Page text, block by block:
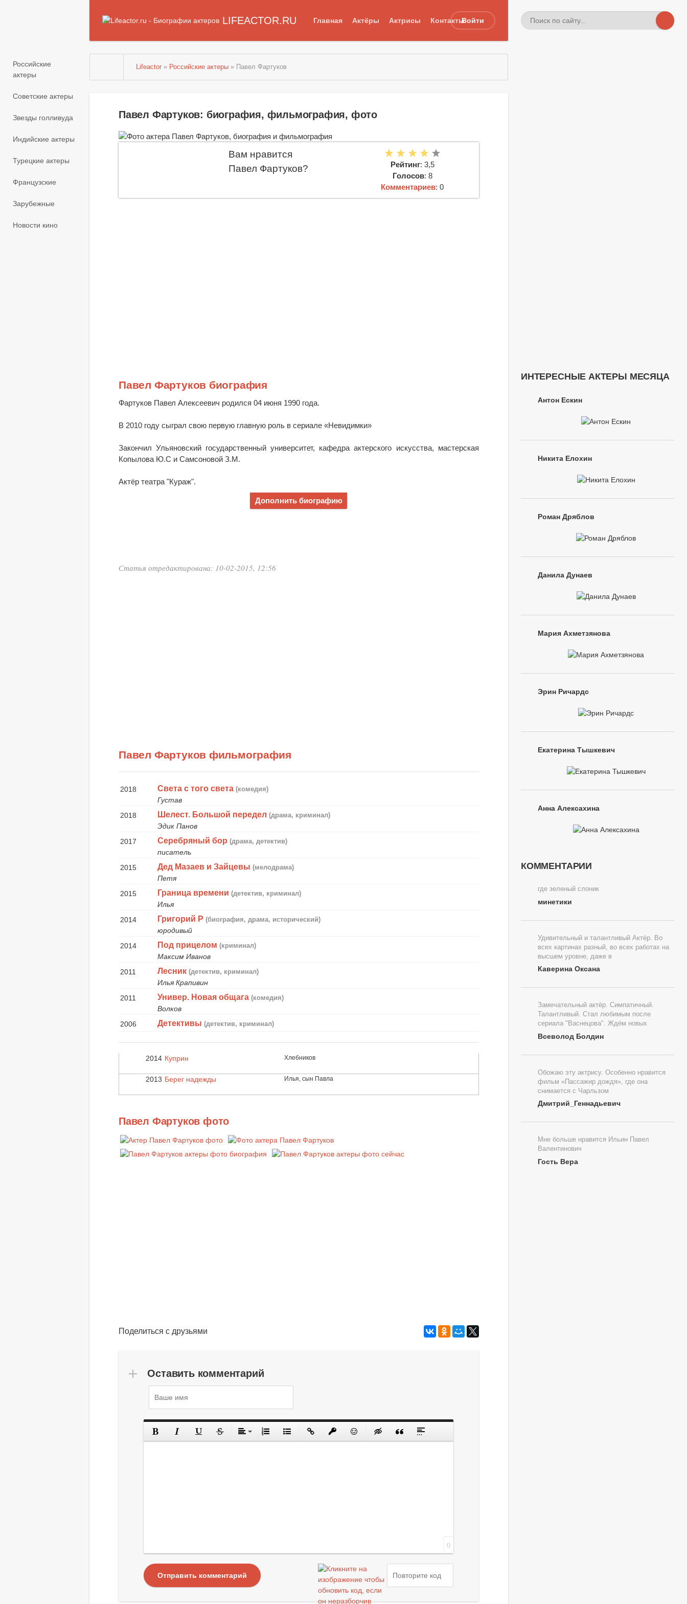
LIFEACTOR.RU Главная Актёры Актрисы КонтактыВойти
Российские
актеры
Советские актеры
Звезды голливуда
Индийские актеры
Турецкие актеры
Французские
Зарубежные
Новости кино
Lifeactor » Российские актеры » Павел Фартуков
Павел Фартуков: биография, фильмография, фото
Вам нравится
Павел Фартуков?
Рейтинг: 3,5
Голосов: 8
Комментариев: 0
Павел Фартуков биография
Фартуков Павел Алексеевич родился 04 июня 1990 года.
В 2010 году сыграл свою первую главную роль в сериале «Невидимки»
Закончил Ульяновский государственный университет, кафедра актерского искусства, мастерская
Копылова Ю.С и Самсоновой З.М.
Актёр театра "Кураж".
Дополнить биографию
Статья отредактирована: 10-02-2015, 12:56
Павел Фартуков фильмография
2018 Света с того света (комедия)
Густав
2018
Шелест. Большой передел (драма, криминал)
Эдик Панов
2017
Серебряный бор (драма, детектив)
писатель
2015
Дед Мазаев и Зайцевы (мелодрама)
Петя
2015
Граница времени (детектив, криминал)
Илья
2014
Григорий Р (биография, драма, исторический)
юродивый
2014
Под прицелом (криминал)
Максим Иванов
2011
Лесник (детектив, криминал)
Илья Крапивин
2011
Универ. Новая общага (комедия)
Волков
2006
Детективы (детектив, криминал)
2014 Куприн Хлебников
2013 Берег надежды Илья, сын Павла
Павел Фартуков фото
Поделиться с друзьями
Оставить комментарий
0
Отправить комментарий
ИНТЕРЕСНЫЕ АКТЕРЫ МЕСЯЦА
Антон Ескин
Никита Елохин
Роман Дряблов
Данила Дунаев
Мария Ахметзянова
Эрин Ричардс
Екатерина Тышкевич
Анна Алексахина
КОММЕНТАРИИ
где зеленый слоник
минетики
Удивительный и талантливый Актёр. Во
всех картинах разный, во всех работах на
высшем уровне, даже в
Каверина Оксана
Замечательный актёр. Симпатичный.
Талантливый. Стал любимым после
сериала "Васнецова". Ждём новых
Всеволод Болдин
Обожаю эту актрису. Особенно нравится
фильм «Пассажир дождя», где она
снимается с Чарльзом
Дмитрий_Геннадьевич
Мне больше нравится Ильин Павел
Валентинович
Гость Вера